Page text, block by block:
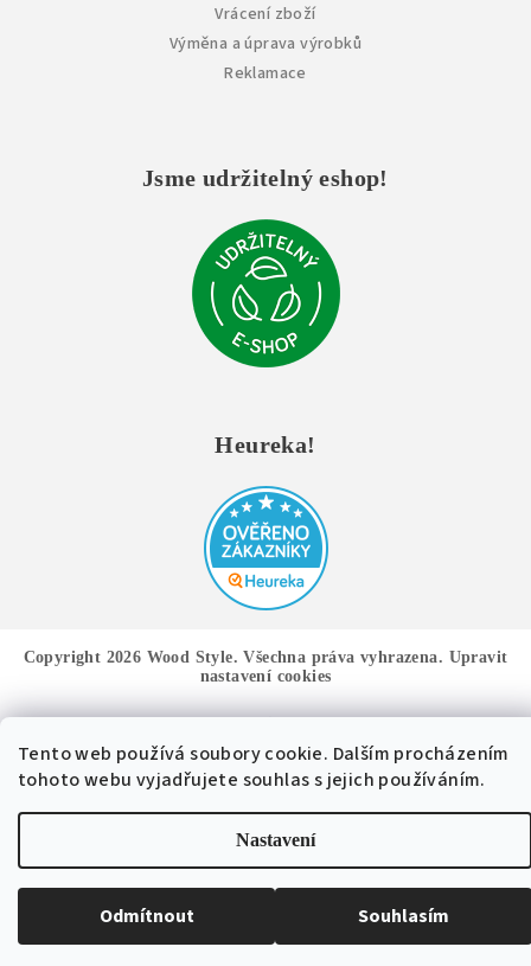
Tento web používá soubory cookie. Dalším procházením
tohoto webu vyjadřujete souhlas s jejich používáním.
Nastavení
Odmítnout Souhlasím
Vrácení zboží
Výměna a úprava výrobků
Reklamace
Jsme udržitelný eshop!
Heureka!
Copyright 2026 Wood Style. Všechna práva vyhrazena. Upravit
nastavení cookies